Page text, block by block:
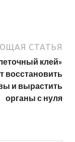
СТАТЬЯ
клей»
восстановить
и вырастить
органы с нуля